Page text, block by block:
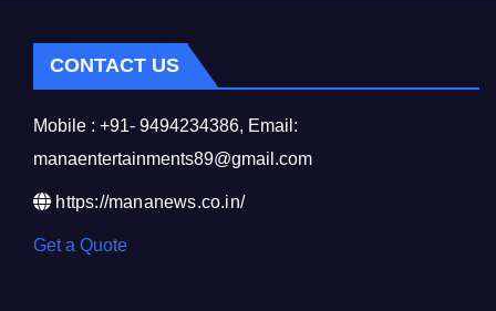
CONTACT US
Mobile : +91- 9494234386, Email:
manaentertainments89@gmail.com
https://mananews.co.in/
Get a Quote